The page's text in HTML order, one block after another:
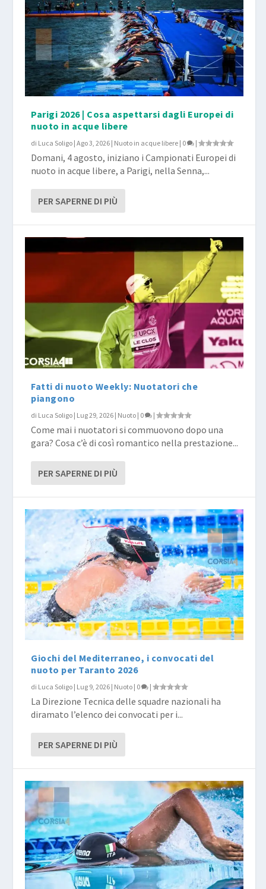
Parigi 2026 | Cosa aspettarsi dagli Europei di
nuoto in acque libere
di Luca Soligo |Ago 3, 2026 | Nuoto in acque libere | 0 |
Domani, 4 agosto, iniziano i Campionati Europei di
nuoto in acque libere, a Parigi, nella Senna,...
PER SAPERNE DI PIÙ
Fatti di nuoto Weekly: Nuotatori che
piangono
di Luca Soligo | Lug 29, 2026 | Nuoto | 0 |
Come mai i nuotatori si commuovono dopo una
gara? Cosa c’è di così romantico nella prestazione...
PER SAPERNE DI PIÙ
Giochi del Mediterraneo, i convocati del
nuoto per Taranto 2026
di Luca Soligo | Lug 9, 2026 | Nuoto | 0 |
La Direzione Tecnica delle squadre nazionali ha
diramato l’elenco dei convocati per i...
PER SAPERNE DI PIÙ